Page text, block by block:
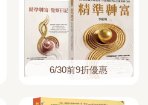
6/30前9折優惠